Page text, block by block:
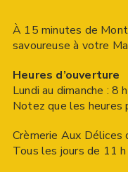
À 15 minutes de
savoureuse à votre
Heures d’ouverture
Lundi au dimanche : 8
Notez que les heures
Crèmerie Aux Délices
Tous les jours de 11